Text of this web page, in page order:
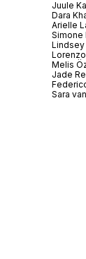
Juule
Dara
Arielle
Simone
Melis
Jade
Sara